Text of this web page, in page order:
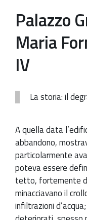
Palazzo
Maria
IV
La storia: il
A quella data
abbandono,
particolarmente
poteva essere
tetto, fortemente
minacciavano il
infiltrazioni